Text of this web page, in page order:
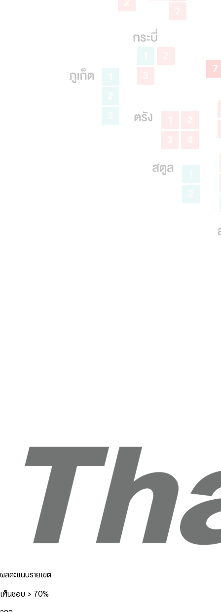
ผลคะแนนรายเขต
เห็นชอบ > 70%